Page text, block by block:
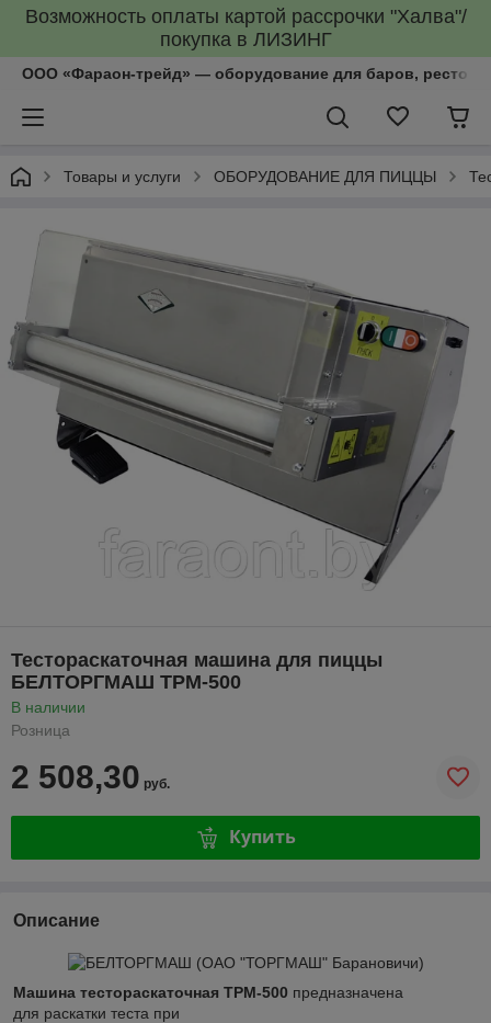
Возможность оплаты картой рассрочки "Халва"/
покупка в ЛИЗИНГ
ООО «Фараон-трейд»‎ — оборудование для баров,
Товары и услуги ОБОРУДОВАНИЕ ДЛЯ ПИЦЦЫ
Тестораскаточная машина для пиццы
БЕЛТОРГМАШ ТРМ-500
В наличии
Розница
2 508,30 руб.
Купить
Описание
Машина тестораскаточная ТРМ-500 предназначена
для раскатки теста при